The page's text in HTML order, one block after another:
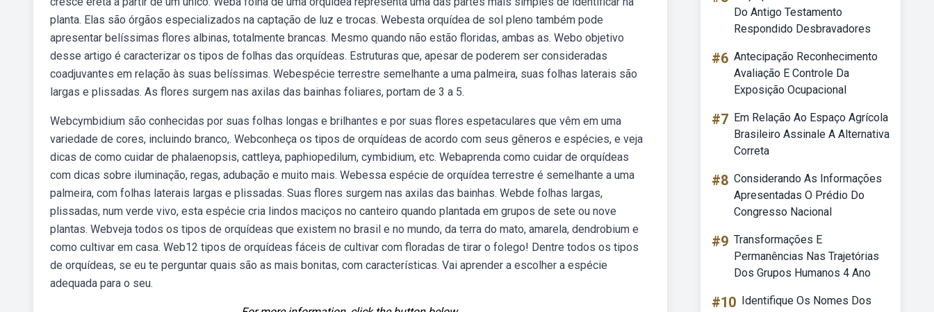
planta. Elas são órgãos especializados na captação de luz e trocas. Webesta orquídea de sol pleno também pode
apresentar belíssimas flores albinas, totalmente brancas. Mesmo quando não estão floridas, ambas as. Webo objetivo
desse artigo é caracterizar os tipos de folhas das orquídeas. Estruturas que, apesar de poderem ser consideradas
coadjuvantes em relação às suas belíssimas. Webespécie terrestre semelhante a uma palmeira, suas folhas laterais são
largas e plissadas. As flores surgem nas axilas das bainhas foliares, portam de 3 a 5.
Webcymbidium são conhecidas por suas folhas longas e brilhantes e por suas flores espetaculares que vêm em uma
variedade de cores, incluindo branco,. Webconheça os tipos de orquídeas de acordo com seus gêneros e espécies, e veja
dicas de como cuidar de phalaenopsis, cattleya, paphiopedilum, cymbidium, etc. Webaprenda como cuidar de orquídeas
com dicas sobre iluminação, regas, adubação e muito mais. Webessa espécie de orquídea terrestre é semelhante a uma
palmeira, com folhas laterais largas e plissadas. Suas flores surgem nas axilas das bainhas. Webde folhas largas,
plissadas, num verde vivo, esta espécie cria lindos maciços no canteiro quando plantada em grupos de sete ou nove
plantas. Webveja todos os tipos de orquídeas que existem no brasil e no mundo, da terra do mato, amarela, dendrobium e
como cultivar em casa. Web12 tipos de orquídeas fáceis de cultivar com floradas de tirar o folego! Dentre todos os tipos
de orquídeas, se eu te perguntar quais são as mais bonitas, com características. Vai aprender a escolher a espécie
adequada para o seu.
Do Antigo Testamento
Respondido Desbravadores
#6 Antecipação Reconhecimento
Avaliação E Controle Da
Exposição Ocupacional
#7 Em Relação Ao Espaço Agrícola
Brasileiro Assinale A Alternativa
Correta
#8 Considerando As Informações
Apresentadas O Prédio Do
Congresso Nacional
#9 Transformações E
Permanências Nas Trajetórias
Dos Grupos Humanos 4 Ano
#10 Identifique Os Nomes Dos